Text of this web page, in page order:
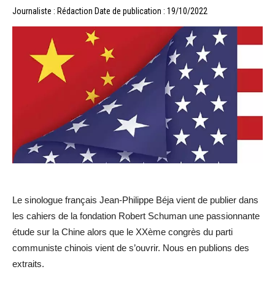
Journaliste : Rédaction Date de publication : 19/10/2022
Le sinologue français Jean-Philippe Béja vient de publier dans
les cahiers de la fondation Robert Schuman une passionnante
étude sur la Chine alors que le XXème congrès du parti
communiste chinois vient de s’ouvrir. Nous en publions des
extraits.